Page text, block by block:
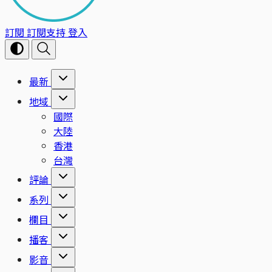
訂閱 訂閱支持登入
最新
地域
國際
大陸
香港
台灣
評論
系列
欄目
播客
影音